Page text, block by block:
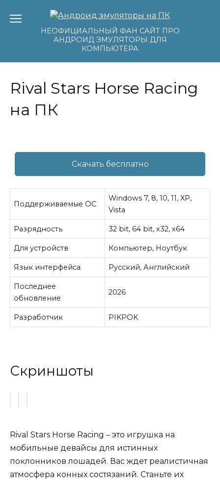
содержаниюНЕОФИЦИАЛЬНЫЙ ФАН САЙТ ПРО
АНДРОИД ЭМУЛЯТОРЫ ДЛЯ
КОМПЬЮТЕРА
Rival Stars Horse Racing
на ПК
Скачать бесплатно
Поддерживаемые ОС
Windows 7, 8, 10, 11, XP,
Vista
Разрядность 32 bit, 64 bit, x32, x64
Для устройств Компьютер, Ноутбук
Язык интерфейса Русский, Английский
Последнее
обновление
2026
Разработчик PIKPOK
Скриншоты
Rival Stars Horse Racing – это игрушка на
мобильные девайсы для истинных
поклонников лошадей. Вас ждет реалистичная
атмосфера конных состязаний. Станьте их